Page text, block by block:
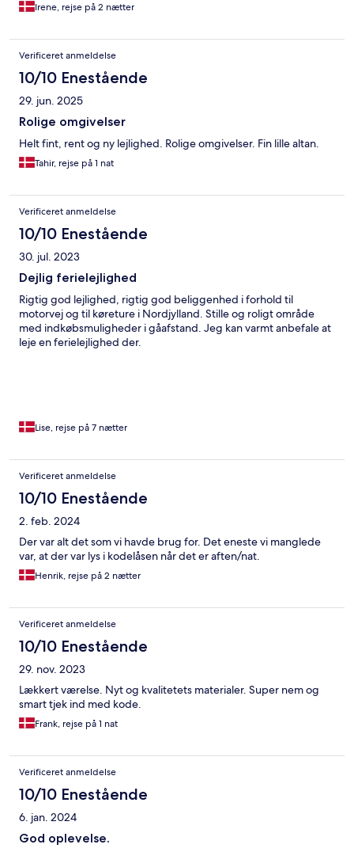
Irene, rejse på 2 nætter
Verificeret anmeldelse
10/10 Enestående
29. jun. 2025
Rolige omgivelser
Helt fint, rent og ny lejlighed. Rolige omgivelser. Fin lille altan.
Tahir, rejse på 1 nat
Verificeret anmeldelse
10/10 Enestående
30. jul. 2023
Dejlig ferielejlighed
Rigtig god lejlighed, rigtig god beliggenhed i forhold til
motorvej og til køreture i Nordjylland. Stille og roligt område
med indkøbsmuligheder i gåafstand. Jeg kan varmt anbefale at
leje en ferielejlighed der.
Lise, rejse på 7 nætter
Verificeret anmeldelse
10/10 Enestående
2. feb. 2024
Der var alt det som vi havde brug for. Det eneste vi manglede
var, at der var lys i kodelåsen når det er aften/nat.
Henrik, rejse på 2 nætter
Verificeret anmeldelse
10/10 Enestående
29. nov. 2023
Lækkert værelse. Nyt og kvalitetets materialer. Super nem og
smart tjek ind med kode.
Frank, rejse på 1 nat
Verificeret anmeldelse
10/10 Enestående
6. jan. 2024
God oplevelse.